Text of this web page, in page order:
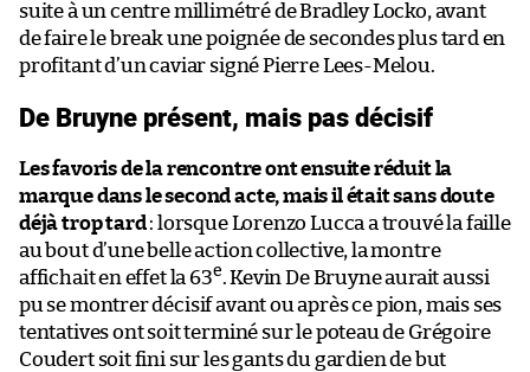
suite à un centre millimétré de Bradley Locko, avant
de faire le break une poignée de secondes plus tard en
profitant d’un caviar signé Pierre Lees-Melou.
De Bruyne présent, mais pas décisif
Les favoris de la rencontre ont ensuite réduit la
marque dans le second acte, mais il était sans doute
déjà trop tard: lorsque Lorenzo Lucca a trouvé la faille
au bout d’une belle action collective, la montre
affichait en effet la 63e. Kevin De Bruyne aurait aussi
pu se montrer décisif avant ou après ce pion, mais ses
tentatives ont soit terminé sur le poteau de Grégoire
Coudert soit fini sur les gants du gardien de but